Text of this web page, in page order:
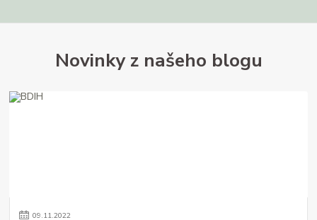
Novinky z našeho blogu
09.11.2022